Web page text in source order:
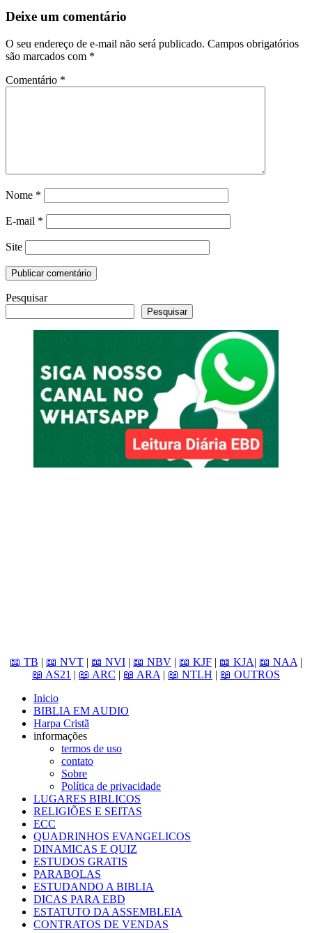
Deixe um comentário
O seu endereço de e-mail não será publicado. Campos obrigatórios
são marcados com *
Comentário *
Nome *
E-mail *
Site
Pesquisar
Pesquisar
📖 TB | 📖 NVT | 📖 NVI | 📖 NBV | 📖 KJF | 📖 KJA| 📖 NAA |
📖 AS21 | 📖 ARC | 📖 ARA | 📖 NTLH | 📖 OUTROS
Inicio
BIBLIA EM AUDIO
Harpa Cristã
informações
termos de uso
contato
Sobre
Política de privacidade
LUGARES BIBLICOS
RELIGIÕES E SEITAS
ECC
QUADRINHOS EVANGELICOS
DINAMICAS E QUIZ
ESTUDOS GRATIS
PARABOLAS
ESTUDANDO A BIBLIA
DICAS PARA EBD
ESTATUTO DA ASSEMBLEIA
CONTRATOS DE VENDAS